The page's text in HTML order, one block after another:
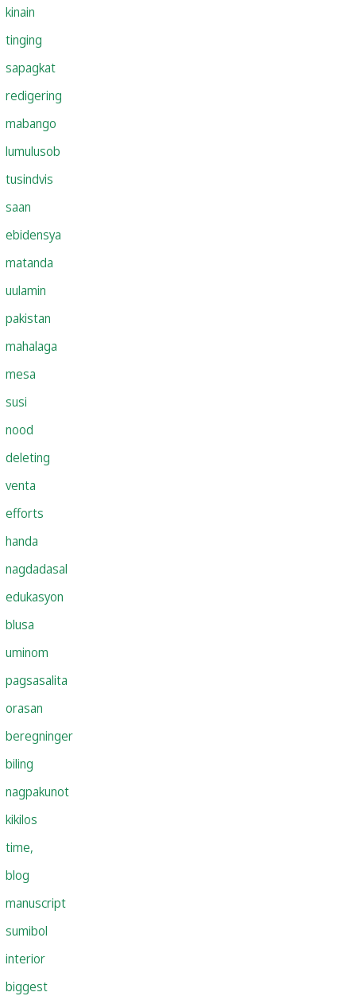
kinain
tinging
sapagkat
redigering
mabango
lumulusob
tusindvis
saan
ebidensya
matanda
uulamin
pakistan
mahalaga
mesa
susi
nood
deleting
venta
efforts
handa
nagdadasal
edukasyon
blusa
uminom
pagsasalita
orasan
beregninger
biling
nagpakunot
kikilos
time,
blog
manuscript
sumibol
interior
biggest